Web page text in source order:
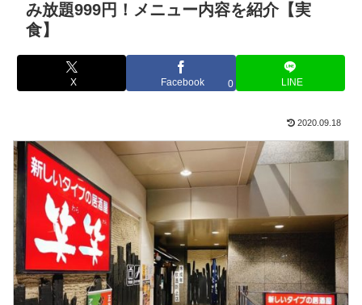
み放題999円！メニュー内容を紹介【実
食】
X Facebook 0 LINE
2020.09.18